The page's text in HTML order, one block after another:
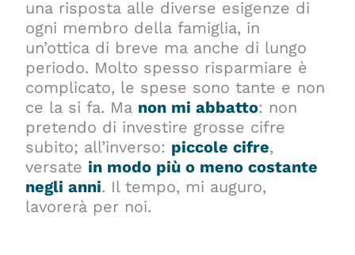
una risposta alle diverse esigenze di
ogni membro della famiglia, in
un’ottica di breve ma anche di lungo
periodo. Molto spesso risparmiare è
complicato, le spese sono tante e non
ce la si fa. Ma non mi abbatto: non
pretendo di investire grosse cifre
subito; all’inverso: piccole cifre,
versate in modo più o meno costante
negli anni. Il tempo, mi auguro,
lavorerà per noi.